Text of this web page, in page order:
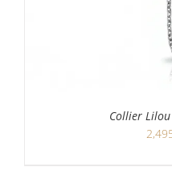
Collier